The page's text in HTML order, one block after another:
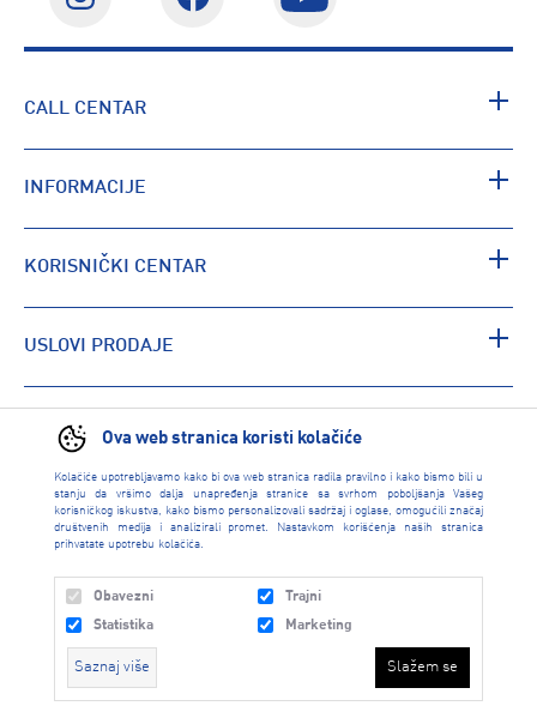
Ova web stranica koristi kolačiće
Kolačiće upotrebljavamo kako bi ova web stranica radila pravilno i kako bismo bili u
stanju da vršimo dalja unapređenja stranice sa svrhom poboljšanja Vašeg
korisničkog iskustva, kako bismo personalizovali sadržaj i oglase, omogućili značaj
društvenih medija i analizirali promet. Nastavkom korišćenja naših stranica
prihvatate upotrebu kolačića.
Obavezni
Trajni
Statistika
Marketing
Saznaj više Slažem se
CALL CENTAR
INFORMACIJE
KORISNIČKI CENTAR
USLOVI PRODAJE
PRONAĐI RADNJU
INTERSPORT 2026 created by Enetel Solutions